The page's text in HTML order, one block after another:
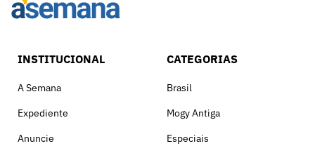
INSTITUCIONAL
A Semana
Expediente
Anuncie
CATEGORIAS
Brasil
Mogy Antiga
Especiais